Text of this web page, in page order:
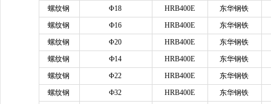
螺纹钢
Φ18 HRB400E
东华钢铁
螺纹钢
Ф16 HRB400E
东华钢铁
螺纹钢
Φ20 HRB400E
东华钢铁
螺纹钢
Ф14 HRB400E
东华钢铁
螺纹钢
Φ22 HRB400E
东华钢铁
螺纹钢
Ф32 HRB400E
东华钢铁